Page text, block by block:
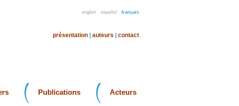
english español français
présentation auteurs contact
Publications Acteurs